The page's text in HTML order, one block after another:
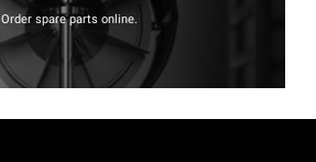
Order spare parts online.